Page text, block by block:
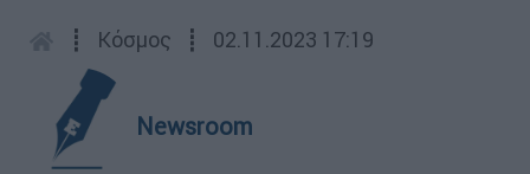
┋ Κόσμος ┋ 02.11.2023 17:19
Newsroom